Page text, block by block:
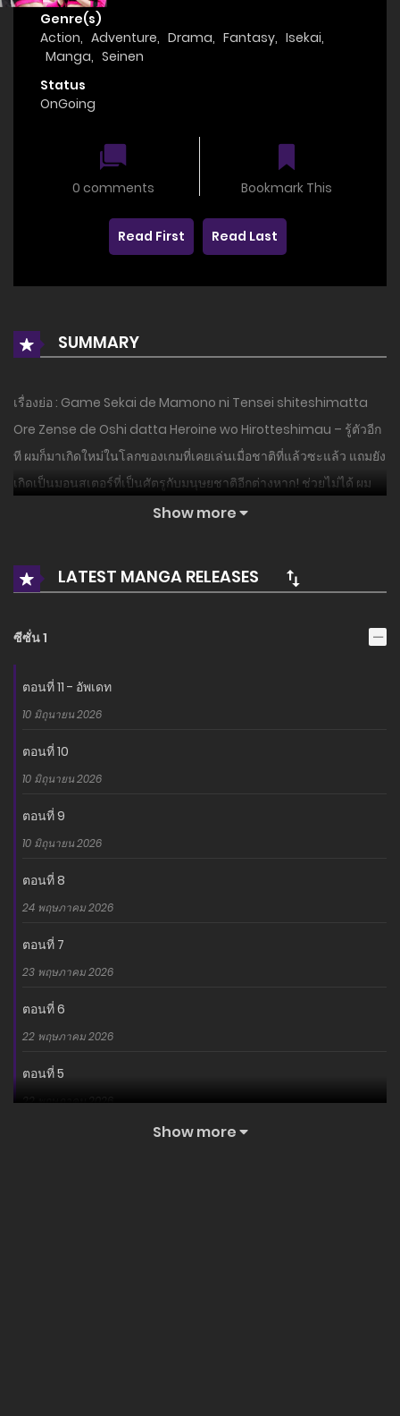
Genre(s)
Action, Adventure, Drama, Fantasy, Isekai,
Manga, Seinen
Status
OnGoing
0 comments Bookmark This
Read First Read Last
SUMMARY
เรื่องย่อ : Game Sekai de Mamono ni Tensei shiteshimatta
Ore Zense de Oshi datta Heroine wo Hirotteshimau – รู้ตัวอีก
ที ผมก็มาเกิดใหม่ในโลกของเกมที่เคยเล่นเมื่อชาติที่แล้วซะแล้ว แถมยัง
เกิดเป็นมอนสเตอร์ที่เป็นศัตรูกับมนุษยชาติอีกต่างหาก! ช่วยไม่ได้ ผม
เลยใช้ชีวิตอย่างเงียบเชียบเพื่อไม่ให้พวกมนุษย์หาเจอไปพลางๆ ทว่า…
ได้สติอยู่ใกล้ๆ ที่พักของผมซะงั้น!! พอผมช่วยปกป้องและดูแลเธอโอชิ
สุดที่รักก็ตั้งชื่อให้ผมว่า “เรย์” ผมเลยตั้งปณิธานว่าจะปกป้องเธอไป
อื่นๆ ในเกม และคอยเฝ้ามองการเติบโตของโนอาห์ แต่ทว่า… โนอาห์ใน
ชีวิตจริง ดูเหมือนจะเป็นคนขี้อ้อนนิดๆ แถมยังมีความคลั่งรักแบบยึดติด
ซะงั้น…!? นี่คือเรื่องราวของผมที่มาเกิดใหม่เป็นมอนสเตอร์ และได้ร่วม
ฝ่าฟันอุปสรรคต่างๆ นานาไปพร้อมกับโอชิสุดที่รักของผม…
Show more
LATEST MANGA RELEASES
ซีซั่น 1
ตอนที่ 11 - อัพเดท
10 มิถุนายน 2026
ตอนที่ 10
10 มิถุนายน 2026
ตอนที่ 9
10 มิถุนายน 2026
ตอนที่ 8
24 พฤษภาคม 2026
ตอนที่ 7
23 พฤษภาคม 2026
ตอนที่ 6
22 พฤษภาคม 2026
ตอนที่ 5
22 พฤษภาคม 2026
Show more